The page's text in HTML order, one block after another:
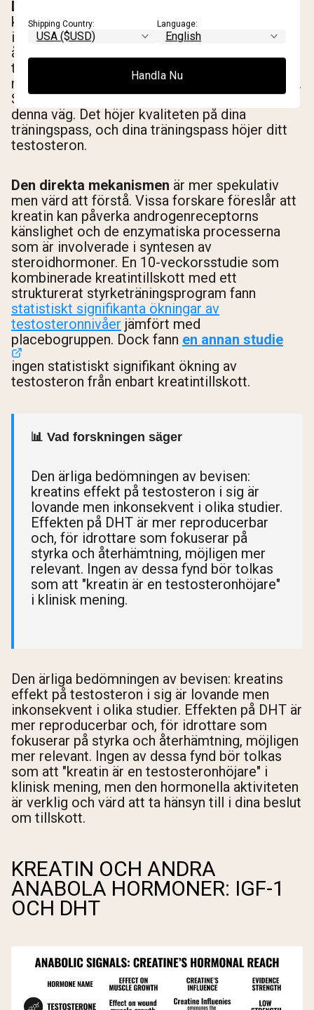
Den indirekta mekanismen
konsekventa. Kreatin ökar träningsvolym och
intensitet genom att påskynda ATP-
återbildning. Högre träningsintensitet, särskilt
tung styrketräning, är en av de mest pålitliga
naturliga stimuli för akut testosteronfrisättning.
Så kreatin höjer inte testosteron på egen hand i
denna väg. Det höjer kvaliteten på dina
träningspass, och dina träningspass höjer ditt
testosteron.
Den direkta mekanismen är mer spekulativ
men värd att förstå. Vissa forskare föreslår att
kreatin kan påverka androgenreceptorns
känslighet och de enzymatiska processerna
som är involverade i syntesen av
steroidhormoner. En 10-veckorsstudie som
kombinerade kreatintillskott med ett
strukturerat styrketräningsprogram fann
statistiskt signifikanta ökningar av
testosteronnivåer jämfört med
placebogruppen. Dock fann en annan studie
ingen statistiskt signifikant ökning av
testosteron från enbart kreatintillskott.
📊 Vad forskningen säger
Den ärliga bedömningen av bevisen:
kreatins effekt på testosteron i sig är
lovande men inkonsekvent i olika studier.
Effekten på DHT är mer reproducerbar
och, för idrottare som fokuserar på
styrka och återhämtning, möjligen mer
relevant. Ingen av dessa fynd bör tolkas
som att "kreatin är en testosteronhöjare"
i klinisk mening.
Den ärliga bedömningen av bevisen: kreatins
effekt på testosteron i sig är lovande men
inkonsekvent i olika studier. Effekten på DHT är
mer reproducerbar och, för idrottare som
fokuserar på styrka och återhämtning, möjligen
mer relevant. Ingen av dessa fynd bör tolkas
som att "kreatin är en testosteronhöjare" i
klinisk mening, men den hormonella aktiviteten
är verklig och värd att ta hänsyn till i dina beslut
om tillskott.
KREATIN OCH ANDRA
ANABOLA HORMONER: IGF-1
OCH DHT
Shipping Country: Language:
Handla Nu